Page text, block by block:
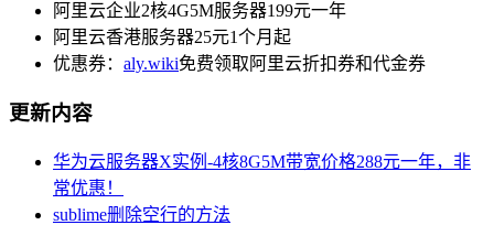
阿里云企业2核4G5M服务器199元一年
阿里云香港服务器25元1个月起
优惠券： aly.wiki免费领取阿里云折扣券和代金券
更新内容
华为云服务器X实例-4核8G5M带宽价格288元一年，非
常优惠！
sublime删除空行的方法